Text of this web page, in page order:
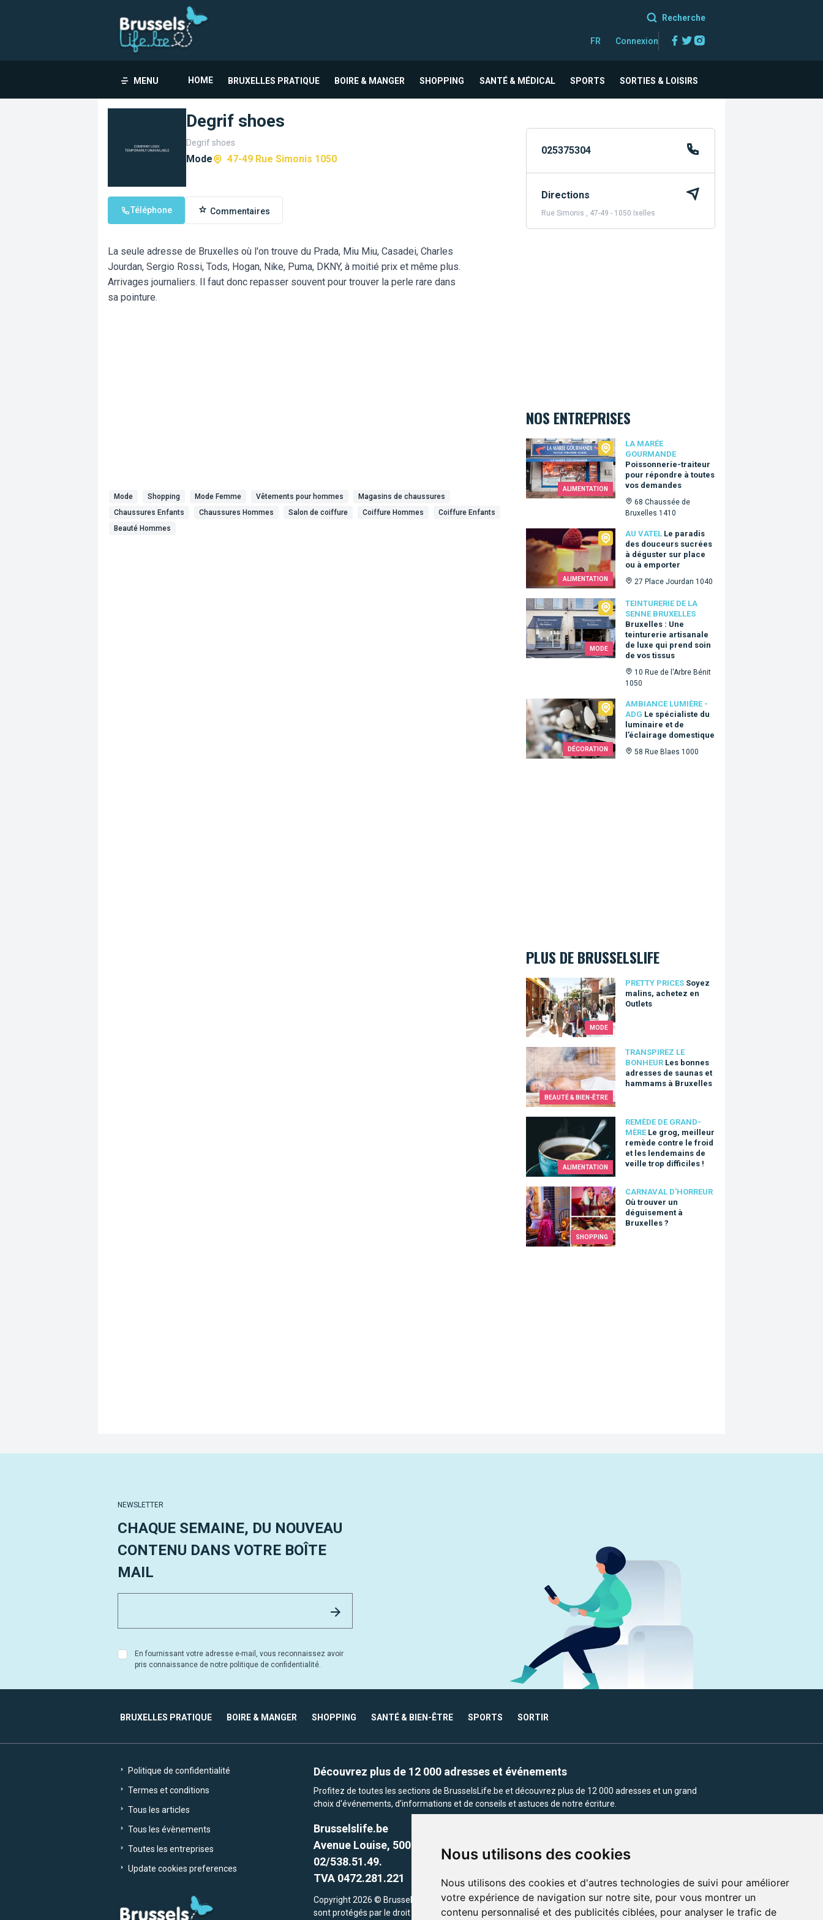
Nous utilisons des cookies
Nous utilisons des cookies et d'autres technologies de suivi pour améliorer
votre expérience de navigation sur notre site, pour vous montrer un
contenu personnalisé et des publicités ciblées, pour analyser le trafic de
Recherche
FR Connexion Facebook
Twitter
MENU HOME BRUXELLES PRATIQUE BOIRE & MANGER SHOPPING SANTÉ & MÉDICAL SPORTS SORTIES & LOISIRS
Degrif shoes
Degrif shoes
Mode 47-49 Rue Simonis 1050
Téléphone Commentaires
La seule adresse de Bruxelles où l'on trouve du Prada, Miu Miu, Casadei, Charles
Jourdan, Sergio Rossi, Tods, Hogan, Nike, Puma, DKNY, à moitié prix et même plus.
Arrivages journaliers. Il faut donc repasser souvent pour trouver la perle rare dans
sa pointure.
Mode Shopping Mode Femme Vêtements pour hommes
Magasins de chaussures
Chaussures Enfants
Chaussures Hommes Salon de coiffure Coiffure Hommes
Coiffure Enfants
Beauté Hommes
025375304
Directions
Rue Simonis , 47-49 - 1050 Ixelles
NOS ENTREPRISES
ALIMENTATION
LA MARÉE
GOURMANDE
Poissonnerie-traiteur
pour répondre à toutes
vos demandes
68 Chaussée de
Bruxelles 1410
La Marée Gourmande
ALIMENTATION
AU VATEL Le paradis
des douceurs sucrées
à déguster sur place
ou à emporter
27 Place Jourdan 1040
Au Vatel
MODE
TEINTURERIE DE LA
SENNE BRUXELLES
Bruxelles : Une
teinturerie artisanale
de luxe qui prend soin
de vos tissus
10 Rue de l'Arbre Bénit
1050
Teinturerie de la Senne Bruxelles
DÉCORATION
AMBIANCE LUMIÈRE -
ADG Le spécialiste du
luminaire et de
l’éclairage domestique
58 Rue Blaes 1000
Ambiance Lumière - ADG
PLUS DE BRUSSELSLIFE
MODE
PRETTY PRICES Soyez
malins, achetez en
Outlets
Soyez malins, achetez en Outlets
BEAUTÉ & BIEN-ÊTRE
TRANSPIREZ LE
BONHEUR Les bonnes
adresses de saunas et
hammams à Bruxelles
Les bonnes adresses de saunas et hammams à Bruxelles
ALIMENTATION
REMÈDE DE GRAND-
MÈRE Le grog, meilleur
remède contre le froid
et les lendemains de
veille trop difficiles !
Le grog, meilleur remède contre le froid et les lendemains de veille
SHOPPING
CARNAVAL D'HORREUR
Où trouver un
déguisement à
Bruxelles ?
Où trouver un déguisement à Bruxelles ?
NEWSLETTER
CHAQUE SEMAINE, DU NOUVEAU
CONTENU DANS VOTRE BOÎTE
MAIL
En fournissant votre adresse e-mail, vous reconnaissez avoir
pris connaissance de notre politique de confidentialité.
BRUXELLES PRATIQUE BOIRE & MANGER SHOPPING SANTÉ & BIEN-ÊTRE SPORTS SORTIR
Politique de confidentialité
Termes et conditions
Tous les articles
Tous les évènements
Toutes les entreprises
Update cookies preferences
Découvrez plus de 12 000 adresses et événements
Profitez de toutes les sections de BrusselsLife.be et découvrez plus de 12 000 adresses et un grand
choix d'événements, d'informations et de conseils et astuces de notre écriture.
Brusselslife.be
Avenue Louise, 500 -1050 Ixelles, Brussels,
02/538.51.49.
TVA 0472.281.221
Copyright 2026 © Brusselslife.be Tous droits réservés. Le contenu et les images utilisés sur ce site
sont protégés par le droit d'auteur. la propriétaires respectifs.